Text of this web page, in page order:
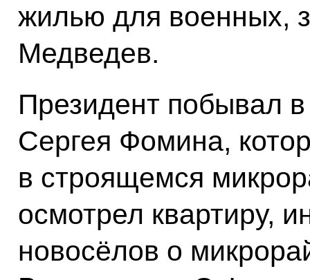
жилью для военных,
Медведев.
Президент побывал
Сергея Фомина,
в строящемся
осмотрел квартиру,
новосёлов о